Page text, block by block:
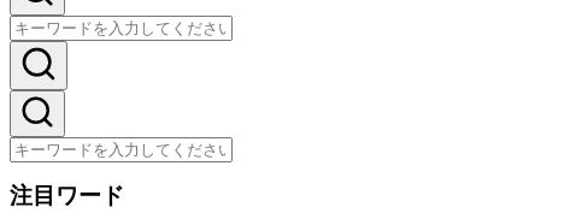
注目ワード